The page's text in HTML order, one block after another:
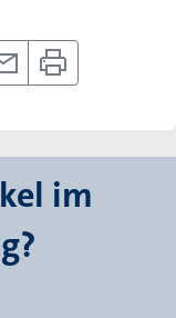
im